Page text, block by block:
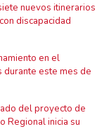
nuevos itinerarios
discapacidad
en el
este mes de
del proyecto de
Regional inicia su